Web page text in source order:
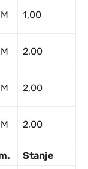
1,00
2,00
2,00
2,00
Stanje